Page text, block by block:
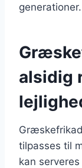
generationer.
alsidig
tilpasses til
kan